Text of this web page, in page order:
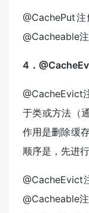
@CachePut
@Cacheable
4．
@CacheEvict
于类或方法（
作用是删除缓
顺序是，先进
@CacheEvict
@Cacheable